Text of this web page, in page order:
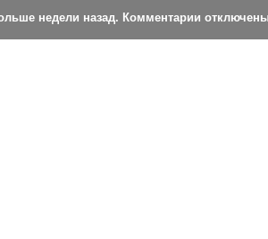
недели назад. Комментарии